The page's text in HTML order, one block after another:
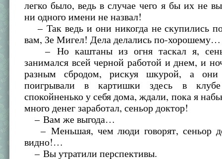
легко было, ведь в случае чего я бы их не
ни одного имени не назвал!
– Так ведь и они никогда не скупились
вам, Зе Мигел! Дела делались по-хорошему…
– Но каштаны из огня таскал я,
занимался всей черной работой и днем, и
разным сбродом, рискуя шкурой, а
поигрывали в картишки здесь в
спокойненько у себя дома, ждали, пока я
много денег заработал, сеньор доктор!
– Вам же выгода…
– Меньшая, чем люди говорят, сеньор
видно!…
– Вы утратили перспективы.